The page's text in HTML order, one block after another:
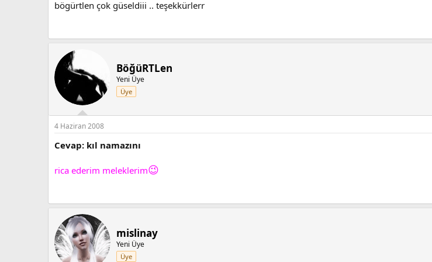
bögürtlen çok güseldiii .. teşekkürlerr
BöğüRTLen
Yeni Üye
Üye
4 Haziran 2008
Cevap: kıl namazını
rica ederim meleklerim😉
mislinay
Yeni Üye
Üye